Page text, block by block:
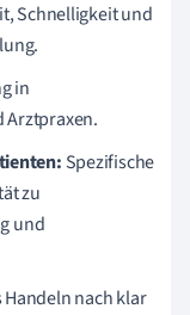
Schnelligkeit und
in
Arztpraxen.
Spezifische
zu
und
nach klar